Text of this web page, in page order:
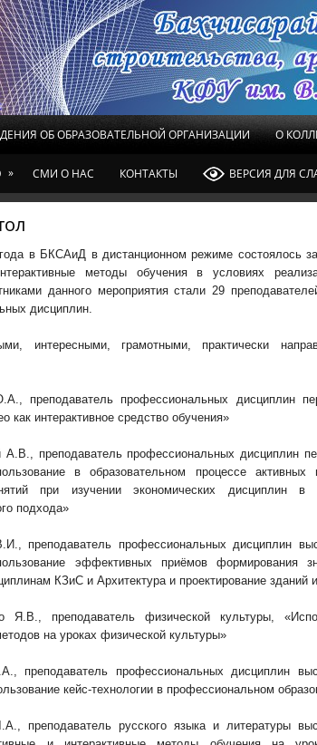
ОБ ОБРАЗОВАТЕЛЬНОЙ ОРГАНИЗАЦИИ О
» СМИ О НАС КОНТАКТЫ ВЕРСИЯ ДЛЯ
в БКСАиД в дистанционном режиме состоялось
методы обучения в условиях
данного мероприятия стали 29
дисциплин.
интересными, грамотными, практически
преподаватель профессиональных дисциплин
как интерактивное средство обучения»
преподаватель профессиональных дисциплин
в образовательном процессе
при изучении экономических дисциплин
подхода»
преподаватель профессиональных дисциплин
эффективных приёмов формирования
КЗиС и Архитектура и проектирование зданий
преподаватель физической культуры,
на уроках физической культуры»
профессиональных дисциплин
кейс-технологии в профессиональном
преподаватель русского языка и литературы